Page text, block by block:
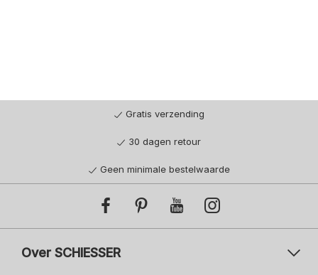
Gratis verzending
30 dagen retour
Geen minimale bestelwaarde
Over SCHIESSER